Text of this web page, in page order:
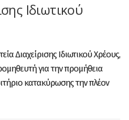
Ιδιωτικού
Διαχείρισης Ιδιωτικού Χρέους,
για την προμήθεια
κατακύρωσης την πλέον